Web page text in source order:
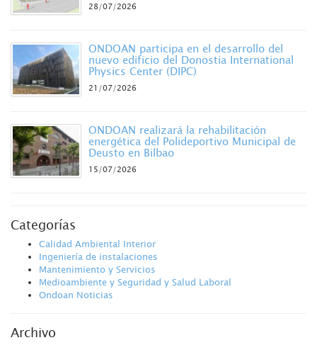
28/07/2026
ONDOAN participa en el desarrollo del
nuevo edificio del Donostia International
Physics Center (DIPC)
21/07/2026
ONDOAN realizará la rehabilitación
energética del Polideportivo Municipal de
Deusto en Bilbao
15/07/2026
Categorías
Calidad Ambiental Interior
Ingeniería de instalaciones
Mantenimiento y Servicios
Medioambiente y Seguridad y Salud Laboral
Ondoan Noticias
Archivo